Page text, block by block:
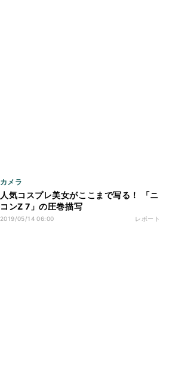
カメラ
人気コスプレ美女がここまで写る！ 「ニ
コンZ 7」の圧巻描写
2019/05/14 06:00 レポート